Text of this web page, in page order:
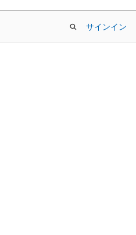
サインイン